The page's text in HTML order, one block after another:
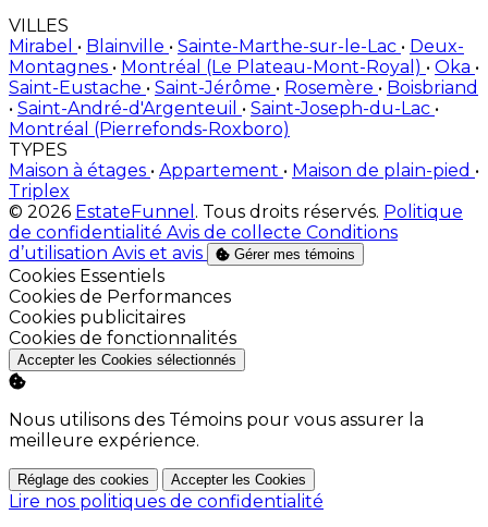
VILLES
Mirabel • Blainville • Sainte-Marthe-sur-le-Lac • Deux-
Montagnes • Montréal (Le Plateau-Mont-Royal) • Oka •
Saint-Eustache • Saint-Jérôme • Rosemère • Boisbriand
• Saint-André-d'Argenteuil • Saint-Joseph-du-Lac •
Montréal (Pierrefonds-Roxboro)
TYPES
Maison à étages • Appartement • Maison de plain-pied •
Triplex
© 2026 EstateFunnel . Tous droits réservés. Politique
de confidentialité Avis de collecte Conditions
d’utilisation Avis et avis Gérer mes témoins
Activer
Cookies Essentiels
Activer
Cookies de Performances
Activer
Cookies publicitaires
Activer
Cookies de fonctionnalités
Accepter les Cookies sélectionnés
Nous utilisons des Témoins pour vous assurer la
meilleure expérience.
Réglage des cookies Accepter les Cookies
Lire nos politiques de confidentialité